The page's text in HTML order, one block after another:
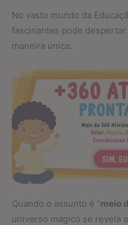
No vasto mundo da
fascinantes pode
maneira única.
Quando o assunto é “meio
universo mágico se revela